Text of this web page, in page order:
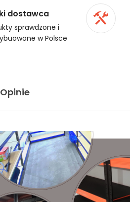
dostawca
sprawdzone i
w Polsce
Opinie